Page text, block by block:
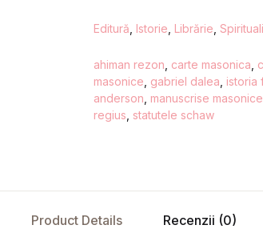
Editură Istorie Librărie
ahiman rezon carte masonica
masonice gabriel dalea istoria
anderson manuscrise masonice
regius statutele schaw
Product Details Recenzii (0)